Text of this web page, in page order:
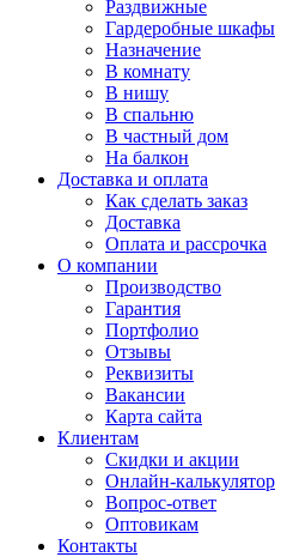
Раздвижные
Гардеробные шкафы
Назначение
В комнату
В нишу
В спальню
В частный дом
На балкон
Доставка и оплата
Как сделать заказ
Доставка
Оплата и рассрочка
О компании
Производство
Гарантия
Портфолио
Отзывы
Реквизиты
Вакансии
Карта сайта
Клиентам
Скидки и акции
Онлайн-калькулятор
Вопрос-ответ
Оптовикам
Контакты